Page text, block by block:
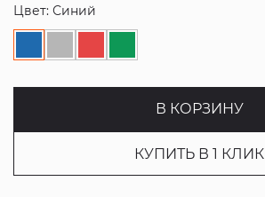
Цвет: Синий
В КОРЗИНУ
КУПИТЬ В 1 КЛИК